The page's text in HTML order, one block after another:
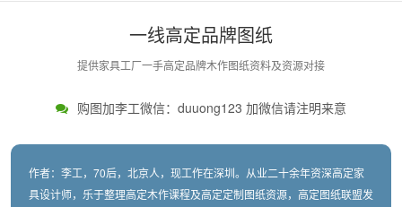
一线高定品牌图纸
提供家具工厂一手高定品牌木作图纸资料及资源对接
购图加李工微信：duuong123 加微信请注明来意
作者：李工，70后，北京人，现工作在深圳。从业二十余年资深高定家
具设计师，乐于整理高定木作课程及高定定制图纸资源，高定图纸联盟发